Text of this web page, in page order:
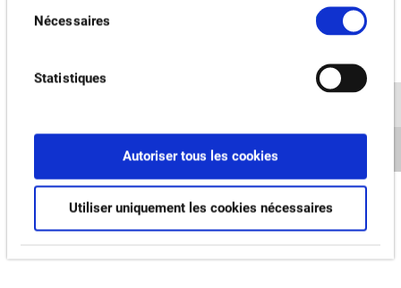
Nécessaires
Statistiques
Autoriser tous les cookies
Utiliser uniquement les cookies nécessaires
J'accepte que mes données soient transmises aux
contacter. Il peut également s'agir d'un distributeur
établi dans un pays au sein ou en dehors de l'UE.
J'ai lu et j'acceptela politique de confidentialité
d'Okuma Europe GmbH.